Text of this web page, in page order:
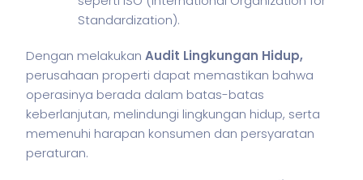
Standardization).
Dengan melakukan Audit Lingkungan Hidup,
perusahaan properti dapat memastikan bahwa
operasinya berada dalam batas-batas
keberlanjutan, melindungi lingkungan hidup, serta
memenuhi harapan konsumen dan persyaratan
peraturan.